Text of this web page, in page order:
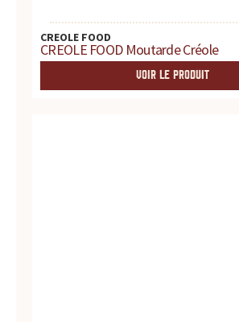
i
r
e
CREOLE FOOD
CREOLE FOOD Moutarde Créole
VOIR LE PRODUIT